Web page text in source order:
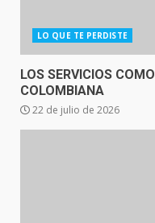
LO QUE TE PERDISTE
LOS SERVICIOS
COLOMBIANA
22 de julio de 2026